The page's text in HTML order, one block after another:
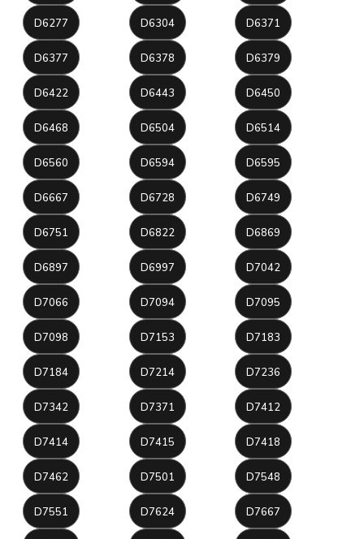
D6277 D6304 D6371
D6377 D6378 D6379
D6422 D6443 D6450
D6468 D6504 D6514
D6560 D6594 D6595
D6667 D6728 D6749
D6751 D6822 D6869
D6897 D6997 D7042
D7066 D7094 D7095
D7098 D7153 D7183
D7184 D7214 D7236
D7342 D7371 D7412
D7414 D7415 D7418
D7462 D7501 D7548
D7551 D7624 D7667